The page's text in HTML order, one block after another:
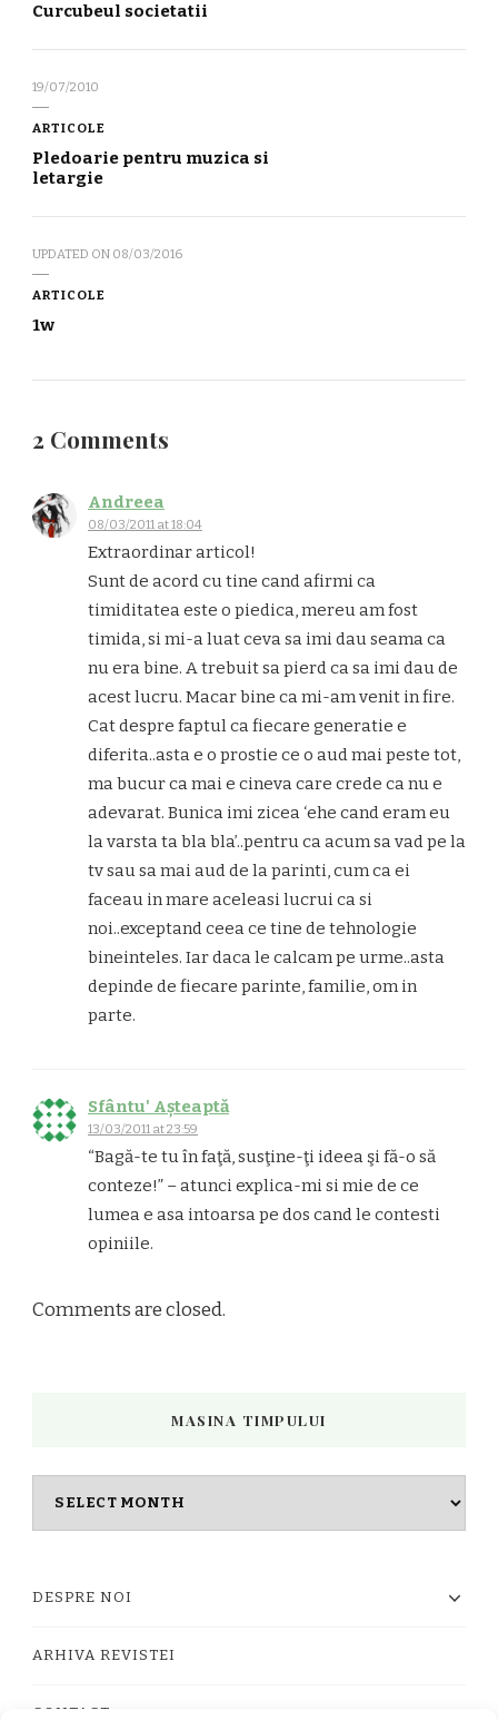
Curcubeul societatii
19/07/2010
ARTICOLE
Pledoarie pentru muzica si
letargie
UPDATED ON 08/03/2016
ARTICOLE
1w
2 Comments
Andreea
08/03/2011 at 18:04
Extraordinar articol!
Sunt de acord cu tine cand afirmi ca
timiditatea este o piedica, mereu am fost
timida, si mi-a luat ceva sa imi dau seama ca
nu era bine. A trebuit sa pierd ca sa imi dau de
acest lucru. Macar bine ca mi-am venit in fire.
Cat despre faptul ca fiecare generatie e
diferita..asta e o prostie ce o aud mai peste tot,
ma bucur ca mai e cineva care crede ca nu e
adevarat. Bunica imi zicea ‘ehe cand eram eu
la varsta ta bla bla’..pentru ca acum sa vad pe la
tv sau sa mai aud de la parinti, cum ca ei
faceau in mare aceleasi lucrui ca si
noi..exceptand ceea ce tine de tehnologie
bineinteles. Iar daca le calcam pe urme..asta
depinde de fiecare parinte, familie, om in
parte.
Sfântu' Așteaptă
13/03/2011 at 23:59
“Bagă-te tu în faţă, susţine-ţi ideea şi fă-o să
conteze!” – atunci explica-mi si mie de ce
lumea e asa intoarsa pe dos cand le contesti
opiniile.
Comments are closed.
MASINA TIMPULUI
DESPRE NOI
ARHIVA REVISTEI
CONTACT